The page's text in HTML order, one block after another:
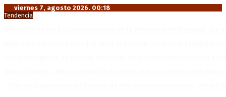
viernes 7, agosto 2026. 00:18
Tendencia